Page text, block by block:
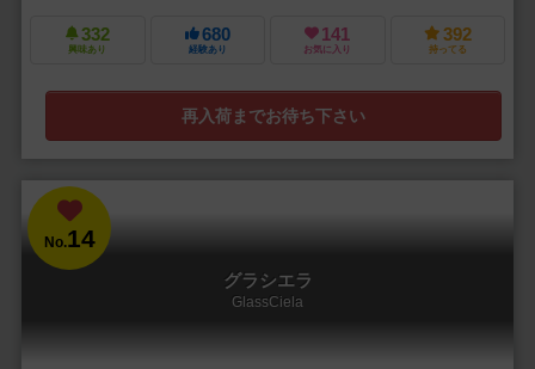
332
興味あり
680
経験あり
141
お気に入り
392
持ってる
再入荷までお待ち下さい
No.14
グラシエラ
GlassCiela